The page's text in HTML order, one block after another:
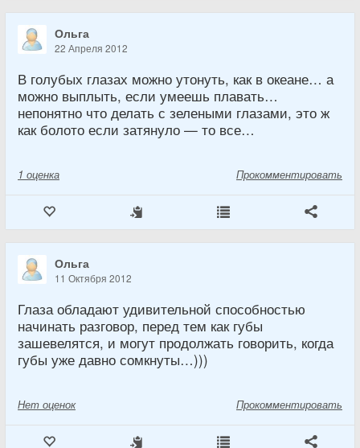
Ольга
22 Апреля 2012
В голубых глазах можно утонуть, как в океане… а
можно выплыть, если умеешь плавать…
непонятно что делать с зелеными глазами, это ж
как болото если затянуло — то все…
1 оценка Прокомментировать
Ольга
11 Октября 2012
Глаза обладают удивительной способностью
начинать разговор, перед тем как губы
зашевелятся, и могут продолжать говорить, когда
губы уже давно сомкнуты…)))
Нет оценок Прокомментировать